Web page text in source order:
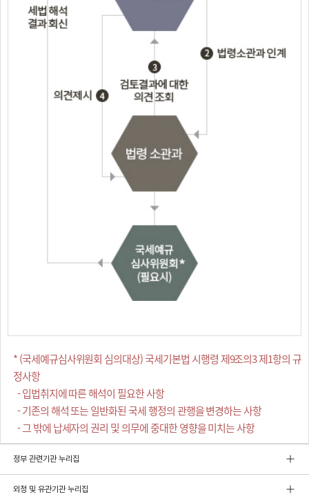
* (국세예규심사위원회 심의대상) 국세기본법 시행령 제9조의3 제1항의 규
정사항
- 입법취지에 따른 해석이 필요한 사항
- 기존의 해석 또는 일반화된 국세 행정의 관행을 변경하는 사항
- 그 밖에 납세자의 권리 및 의무에 중대한 영향을 미치는 사항
정부 관련기관 누리집
외청 및 유관기관 누리집